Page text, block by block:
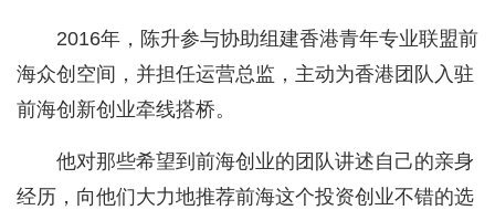
2016年，陈升参与协助组建香港青年专业联盟前
海众创空间，并担任运营总监，主动为香港团队入驻
前海创新创业牵线搭桥。
他对那些希望到前海创业的团队讲述自己的亲身
经历，向他们大力地推荐前海这个投资创业不错的选